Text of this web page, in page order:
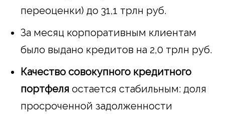
переоценки) до 31,1 трлн руб.
За месяц корпоративным клиентам
было выдано кредитов на 2,0 трлн руб.
Качество совокупного кредитного
портфеля остается стабильным: доля
просроченной задолженности